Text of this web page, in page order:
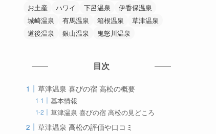
お土産
ハワイ 下呂温泉
伊香保温泉
城崎温泉
有馬温泉 箱根温泉
草津温泉
道後温泉
銀山温泉 鬼怒川温泉
目次
草津温泉 喜びの宿 高松の概要
基本情報
草津温泉 喜びの宿 高松の見どころ
草津温泉 高松の評価や口コミ